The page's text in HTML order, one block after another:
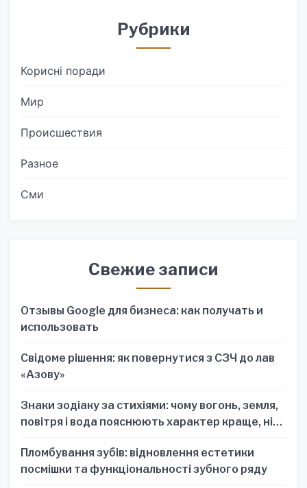
Рубрики
Корисні поради
Мир
Происшествия
Разное
Сми
Свежие записи
Отзывы Google для бизнеса: как получать и
использовать
Свідоме рішення: як повернутися з СЗЧ до лав
«Азову»
Знаки зодіаку за стихіями: чому вогонь, земля,
повітря і вода пояснюють характер краще, ніж
Пломбування зубів: відновлення естетики
посмішки та функціональності зубного ряду